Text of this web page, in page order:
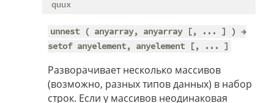
unnest ( anyarray, anyarray [, ... ] ) →
setof anyelement, anyelement [, ... ]
Разворачивает несколько массивов
(возможно, разных типов данных) в набор
строк. Если у массивов неодинаковая